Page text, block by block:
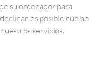
su ordenador para
es posible que no
servicios.